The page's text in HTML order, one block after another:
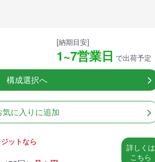
[納期目安]
1~7営業日 で出荷予定
構成選択へ
気に入りに追加
ットなら
詳しくは
こちら